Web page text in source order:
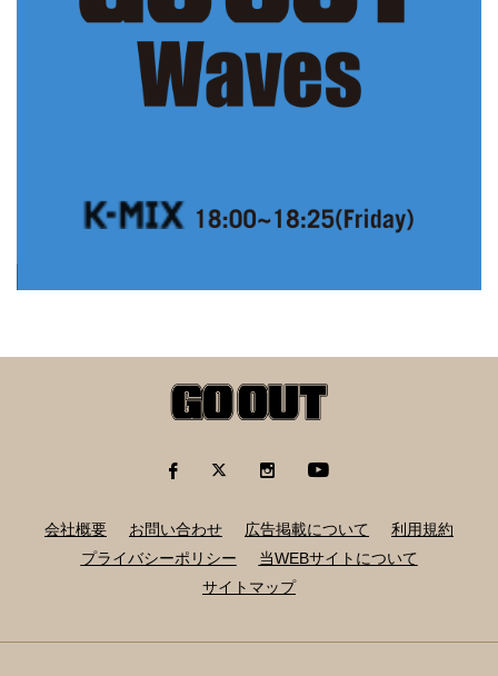
会社概要 お問い合わせ 広告掲載について
利用規約
プライバシーポリシー
当WEBサイトについて
サイトマップ